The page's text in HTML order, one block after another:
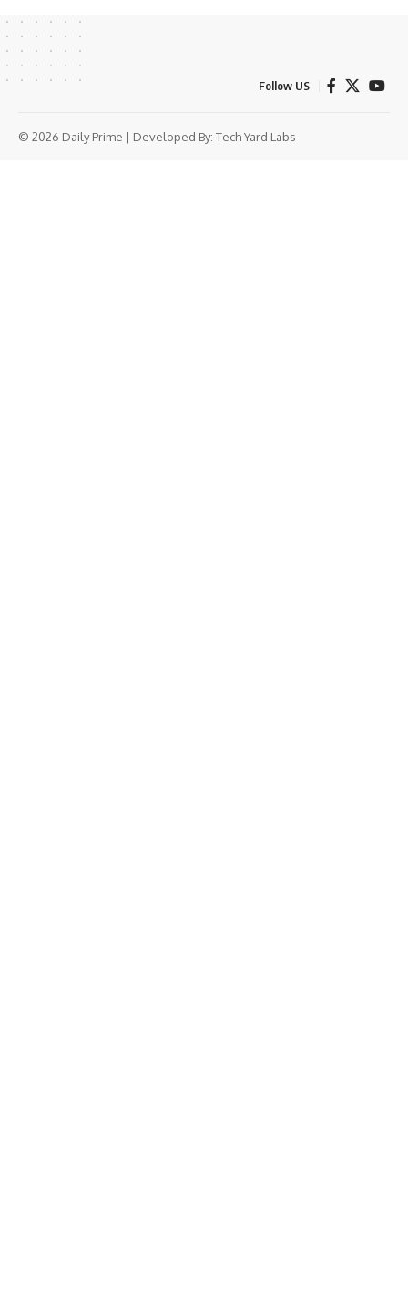
Follow US
© 2026 Daily Prime | Developed By: Tech Yard Labs